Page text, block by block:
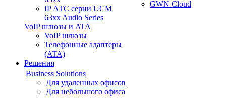
IP АТС серии UCM
63xx Audio Series
VoIP шлюзы и ATA
VoIP шлюзы
Телефонные адаптеры
(ATA)
GWN Cloud
Решения
Business Solutions
Для удаленных офисов
Для небольшого офиса